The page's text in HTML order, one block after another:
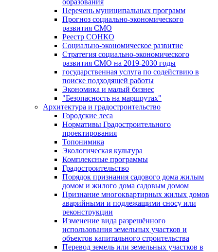
образования
Перечень муниципальных программ
Прогноз социально-экономического
развития СМО
Реестр СОНКО
Социально-экономическое развитие
Стратегия социально-экономического
развития СМО на 2019-2030 годы
государственная услуга по содействию в
поиске подходящей работы
Экономика и малый бизнес
"Безопасность на маршрутах"
Архитектура и градостроительство
Городские леса
Нормативы Градостроительного
проектирования
Топонимика
Экологическая культура
Комплексные программы
Градостроительство
Порядок признания садового дома жилым
домом и жилого дома садовым домом
Признание многоквартирных жилых домов
аварийными и подлежащими сносу или
реконструкции
Изменение вида разрешённого
использования земельных участков и
объектов капитального строительства
Перевод земель или земельных участков в